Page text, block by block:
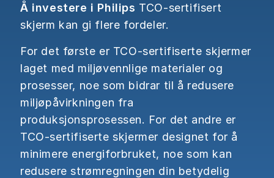
Å investere i Philips TCO-sertifisert
skjerm kan gi flere fordeler.
For det første er TCO-sertifiserte skjermer
laget med miljøvennlige materialer og
prosesser, noe som bidrar til å redusere
miljøpåvirkningen fra
produksjonsprosessen. For det andre er
TCO-sertifiserte skjermer designet for å
minimere energiforbruket, noe som kan
redusere strømregningen din betydelig